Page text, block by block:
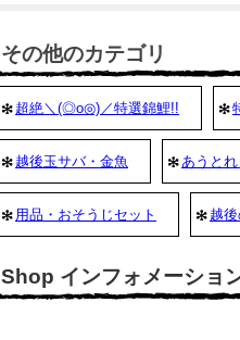
その他のカテゴリ
超絶＼(◎o◎)／特選錦鯉!!
越後玉サバ・金魚 あうと
用品・おそうじセット 越
Shop インフォメーショ